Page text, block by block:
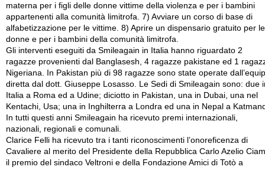
materna per i figli delle donne vittime della violenza e per i bambini
appartenenti alla comunità limitrofa. 7) Avviare un corso di base di
alfabetizzazione per le vittime. 8) Aprire un dispensario gratuito per le
donne e per i bambini della comunità limitrofa.
Gli interventi eseguiti da Smileagain in Italia hanno riguardato 2
ragazze provenienti dal Banglasesh, 4 ragazze pakistane ed 1
Nigeriana. In Pakistan più di 98 ragazze sono state operate
diretta dal dott. Giuseppe Losasso. Le Sedi di Smileagain sono: due
Italia a Roma ed a Udine; diciotto in Pakistan, una in Dubai, una nel
Kentachi, Usa; una in Inghilterra a Londra ed una in Nepal a
In tutti questi anni Smileagain ha ricevuto premi internazionali,
nazionali, regionali e comunali.
Clarice Felli ha ricevuto tra i tanti riconoscimenti l’onoreficenza di
Cavaliere al merito del Presidente della Repubblica Carlo Azelio
il premio del sindaco Veltroni e della Fondazione Amici di Totò a